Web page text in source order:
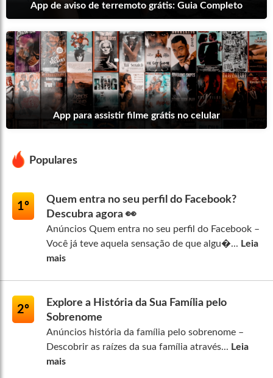
App de aviso de terremoto grátis: Guia Completo
App para assistir filme grátis no celular
Populares
1º
Quem entra no seu perfil do Facebook?
Descubra agora 👀
Anúncios Quem entra no seu perfil do Facebook –
Você já teve aquela sensação de que algu�... Leia
mais
2º
Explore a História da Sua Família pelo
Sobrenome
Anúncios história da família pelo sobrenome –
Descobrir as raízes da sua família através... Leia
mais